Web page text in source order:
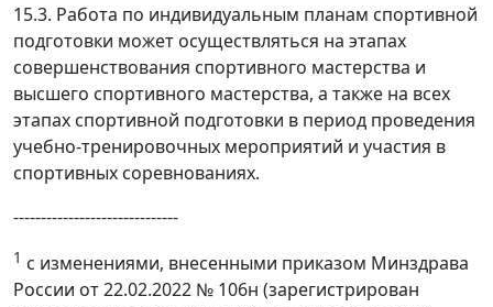
15.3. Работа по индивидуальным планам спортивной
подготовки может осуществляться на этапах
совершенствования спортивного мастерства и
высшего спортивного мастерства, а также на всех
этапах спортивной подготовки в период проведения
учебно-тренировочных мероприятий и участия в
спортивных соревнованиях.
------------------------------
1 с изменениями, внесенными приказом Минздрава
России от 22.02.2022 № 106н (зарегистрирован